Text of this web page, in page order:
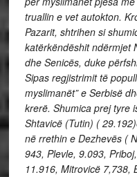
truallin e vet autokton.
Pazarit, shtrihen si
katërkëndëshit ndërmjet
dhe Senicës, duke
Sipas regjistrimit të
myslimanët” e Serbisë
krerë. Shumica prej tyre
Shtavicë (Tutin) (
në rrethin e Dezhevës(
943, Plevle, 9.093,
11.916, Mitrovicë7,738,